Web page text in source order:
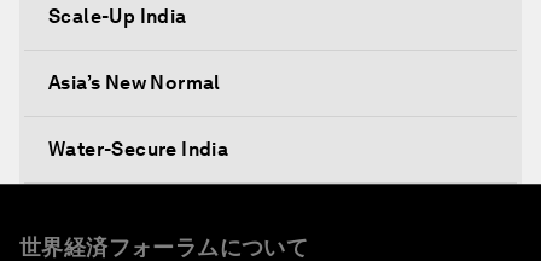
Scale-Up India
Asia’s New Normal
Water-Secure India
世界経済フォーラムについて